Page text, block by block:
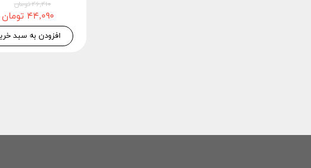
۴۶,۴۱۰ تومان
۴۴,۰۹۰ تومان
افزودن به سبد